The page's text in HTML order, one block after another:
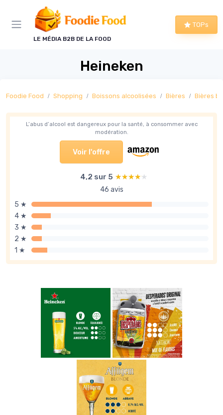
LE MÉDIA B2B DE LA FOOD
TOPs
Heineken
Foodie Food Shopping Boissons alcoolisées Bières Bières
L’abus d’alcool est dangereux pour la santé, à consommer avec
modération.
Voir l'offre
4,2 sur 5 ★★★★★
★★★★★
46 avis
5 ★
4 ★
3 ★
2 ★
1 ★
Panneau de gestion des cookies